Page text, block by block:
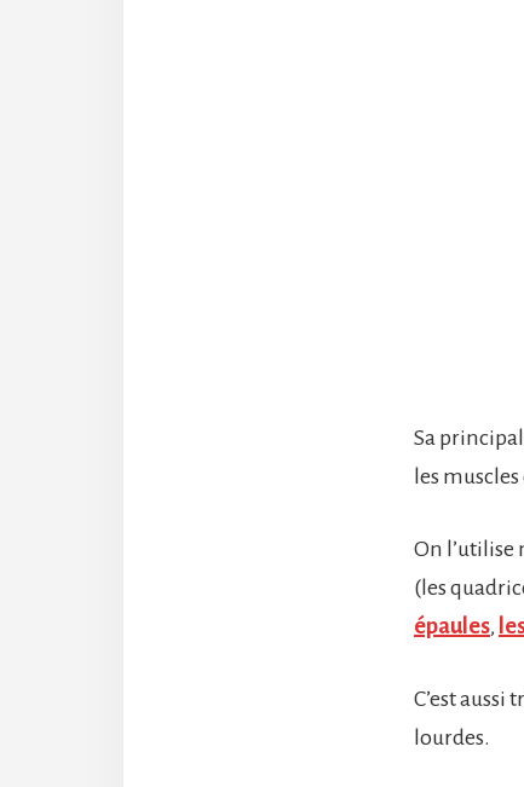
Sa
les
On
(les
épaules,
C’est aussi
lourdes.